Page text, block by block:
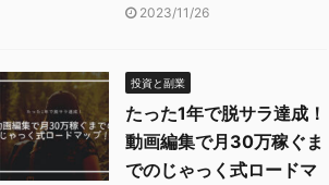
2023/11/26
投資と副業
たった1年で脱サラ達成！
動画編集で月30万稼ぐま
でのじゃっく式ロードマ